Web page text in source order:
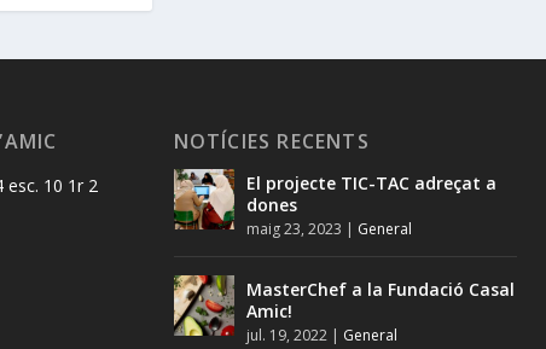
esc. 10 1r 2
NOTÍCIES RECENTS
El projecte TIC-TAC adreçat a
dones
maig 23, 2023 | General
MasterChef a la Fundació Casal
Amic!
jul. 19, 2022| General